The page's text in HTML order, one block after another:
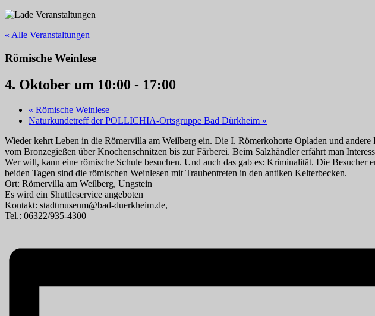
« Alle Veranstaltungen
Römische Weinlese
4. Oktober um 10:00 - 17:00
« Römische Weinlese
Naturkundetreff der POLLICHIA-Ortsgruppe Bad Dürkheim »
Wieder kehrt Leben in die Römervilla am Weilberg ein. Die I. Römerkohorte Opladen und
vom Bronzegießen über Knochenschnitzen bis zur Färberei. Beim Salzhändler erfährt man
Wer will, kann eine römische Schule besuchen. Und auch das gab es: Kriminalität. Die
beiden Tagen sind die römischen Weinlesen mit Traubentreten in den antiken Kelterbecken.
Ort: Römervilla am Weilberg, Ungstein
Es wird ein Shuttleservice angeboten
Kontakt: stadtmuseum@bad-duerkheim.de,
Tel.: 06322/935-4300